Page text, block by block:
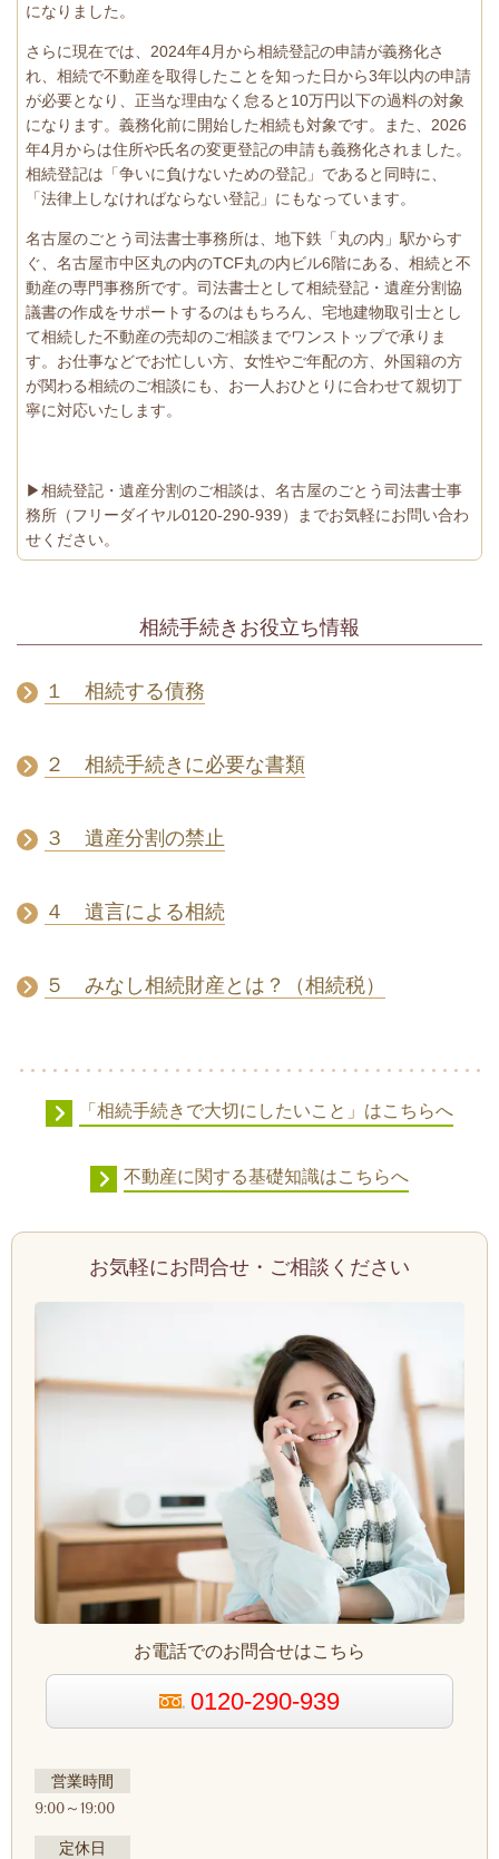
になりました。
さらに現在では、2024年4月から相続登記の申請が義務化さ
れ、相続で不動産を取得したことを知った日から3年以内の申請
が必要となり、正当な理由なく怠ると10万円以下の過料の対象
になります。義務化前に開始した相続も対象です。また、2026
年4月からは住所や氏名の変更登記の申請も義務化されました。
相続登記は「争いに負けないための登記」であると同時に、
「法律上しなければならない登記」にもなっています。
名古屋のごとう司法書士事務所は、地下鉄「丸の内」駅からす
ぐ、名古屋市中区丸の内のTCF丸の内ビル6階にある、相続と不
動産の専門事務所です。司法書士として相続登記・遺産分割協
議書の作成をサポートするのはもちろん、宅地建物取引士とし
て相続した不動産の売却のご相談までワンストップで承りま
す。お仕事などでお忙しい方、女性やご年配の方、外国籍の方
が関わる相続のご相談にも、お一人おひとりに合わせて親切丁
寧に対応いたします。
▶相続登記・遺産分割のご相談は、名古屋のごとう司法書士事
務所（フリーダイヤル0120-290-939）までお気軽にお問い合わ
せください。
相続手続きお役立ち情報
１ 相続する債務
２ 相続手続きに必要な書類
３ 遺産分割の禁止
４ 遺言による相続
５ みなし相続財産とは？（相続税）
「相続手続きで大切にしたいこと」はこちらへ
不動産に関する基礎知識はこちらへ
お気軽にお問合せ・ご相談ください
お電話でのお問合せはこちら
0120-290-939
営業時間
9:00～19:00
定休日